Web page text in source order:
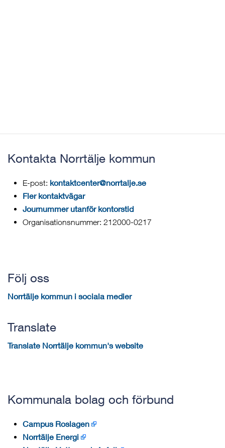
Kontakta Norrtälje kommun
E-post: kontaktcenter@norrtalje.se
Fler kontaktvägar
Journummer utanför kontorstid
Organisationsnummer: 212000-0217
Följ oss
Norrtälje kommun i sociala medier
Translate
Translate Norrtälje kommun's website
Kommunala bolag och förbund
Campus Roslagen
Norrtälje Energi